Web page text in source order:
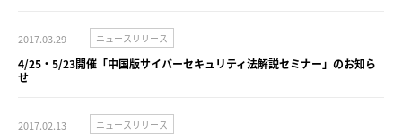
2017.03.29 ニュースリリース
4/25・5/23開催「中国版サイバーセキュリティ法解説セミナー」のお知ら
せ
2017.02.13 ニュースリリース